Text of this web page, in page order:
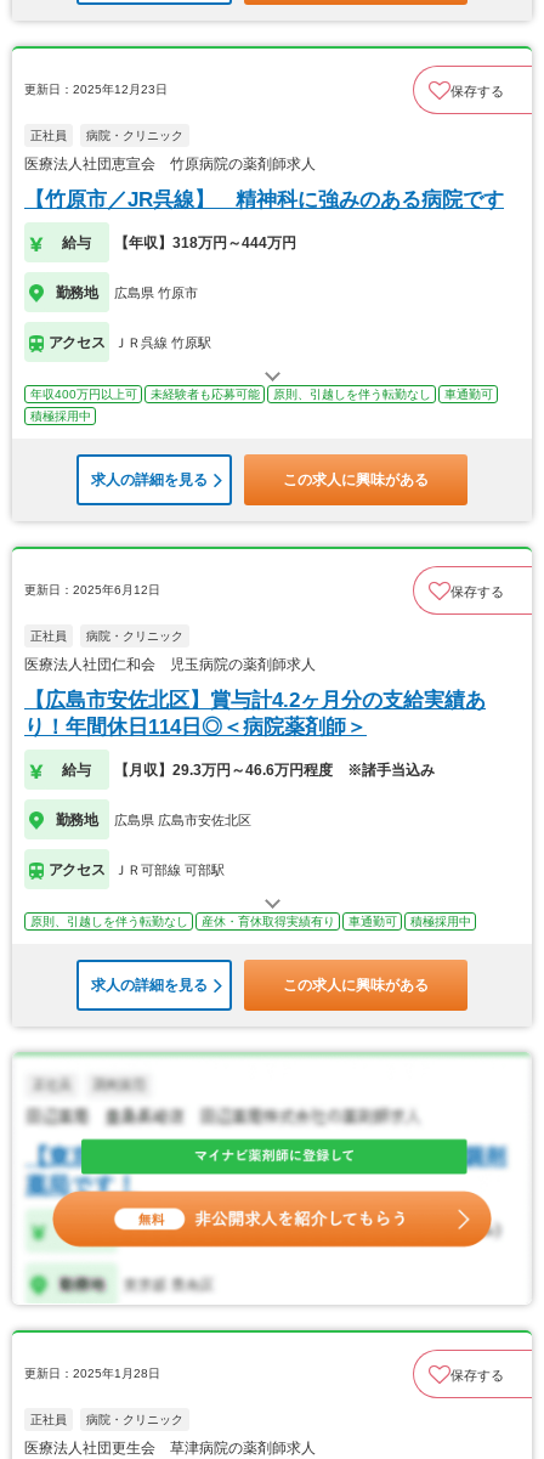
更新日：2025年12月23日 保存する
正社員 病院・クリニック
医療法人社団恵宣会 竹原病院の薬剤師求人
【竹原市／JR呉線】 精神科に強みのある病院です
給与 【年収】318万円～444万円
勤務地 広島県 竹原市
アクセス ＪＲ呉線 竹原駅
年収400万円以上可 未経験者も応募可能 原則、引越しを伴う転勤なし
車通勤可
積極採用中
求人の詳細を見る この求人に興味がある
更新日：2025年6月12日 保存する
正社員 病院・クリニック
医療法人社団仁和会 児玉病院の薬剤師求人
【広島市安佐北区】賞与計4.2ヶ月分の支給実績あ
り！年間休日114日◎＜病院薬剤師＞
給与 【月収】29.3万円～46.6万円程度 ※諸手当込み
勤務地 広島県 広島市安佐北区
アクセス ＪＲ可部線 可部駅
原則、引越しを伴う転勤なし 産休・育休取得実績有り 車通勤可 積極採用中
求人の詳細を見る この求人に興味がある
更新日：2025年1月28日 保存する
正社員 病院・クリニック
医療法人社団更生会 草津病院の薬剤師求人